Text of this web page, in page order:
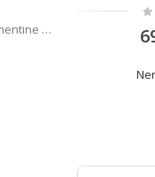
Přehrávač MP5 Clementine 9545 1DIN, 4palcový displej, 50 Wx4, Bluetooth, FM rádio, SD a USB, 2 RCA video IN / OUT